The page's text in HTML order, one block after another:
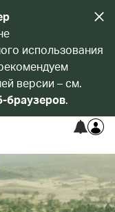
использования
версии – см.
браузеров.